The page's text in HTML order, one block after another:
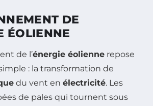
DE
ÉOLIENNE
de l’énergie éolienne repose
: la transformation de
du vent en électricité. Les
de pales qui tournent sous